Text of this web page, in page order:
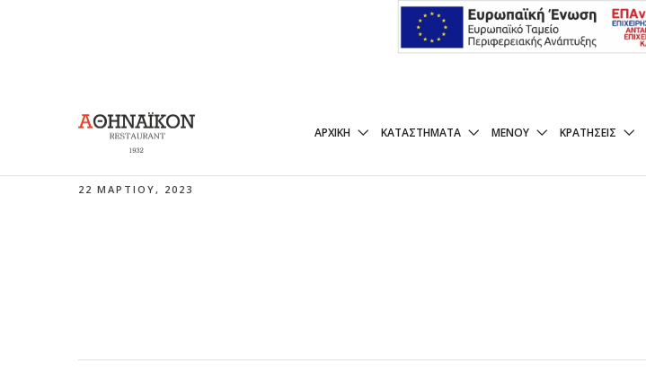
ΑΡΧΙΚΉ ΚΑΤΑΣΤΉΜΑΤΑ ΜΕΝΟΥ ΚΡΑΤΉΣΕΙΣ
ΧΤΑΠΟΔΟΚΕΦΤΈΔΕΣ*
22 ΜΑΡΤΊΟΥ, 2023